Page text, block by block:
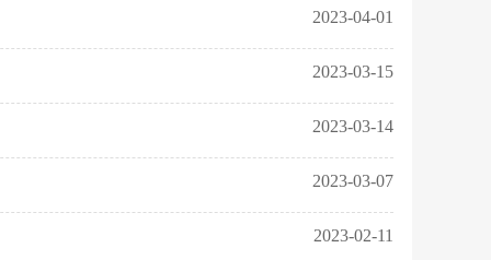
2023-04-01
2023-03-15
2023-03-14
2023-03-07
2023-02-11